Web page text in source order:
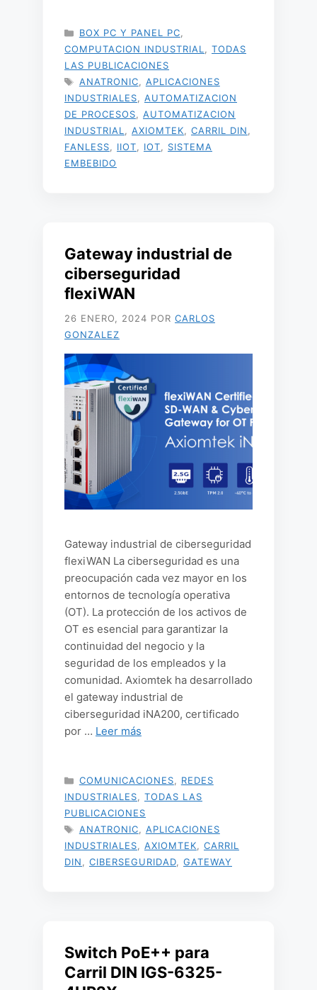
CATEGORÍAS
BOX PC Y PANEL PC
COMPUTACION INDUSTRIAL
TODAS
LAS PUBLICACIONES
ETIQUETAS
ANATRONIC
APLICACIONES
INDUSTRIALES
AUTOMATIZACION
DE PROCESOS
AUTOMATIZACION
INDUSTRIAL
AXIOMTEK CARRIL DIN
FANLESS
IIOT IOT
SISTEMA
EMBEBIDO
Gateway industrial de
ciberseguridad
flexiWAN
26 ENERO, 2024 POR CARLOS
GONZALEZ
Gateway industrial de ciberseguridad
flexiWAN La ciberseguridad es una
preocupación cada vez mayor en los
entornos de tecnología operativa
(OT). La protección de los activos de
OT es esencial para garantizar la
continuidad del negocio y la
seguridad de los empleados y la
comunidad. Axiomtek ha desarrollado
el gateway industrial de
ciberseguridad iNA200, certificado
por … Leer más
CATEGORÍAS
COMUNICACIONES
REDES
INDUSTRIALES
TODAS LAS
PUBLICACIONES
ETIQUETAS
ANATRONIC
APLICACIONES
INDUSTRIALES
AXIOMTEK
CARRIL
DIN
CIBERSEGURIDAD GATEWAY
Switch PoE++ para
Carril DIN IGS-6325-